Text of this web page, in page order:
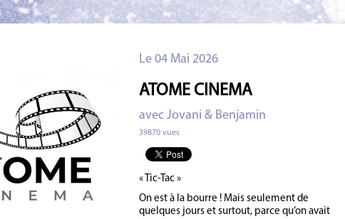
Le 04 Mai 2026
ATOME CINEMA
avec Jovani & Benjamin
39870 vues
« Tic-Tac »
On est à la bourre ! Mais seulement de
quelques jours et surtout, parce qu’on avait